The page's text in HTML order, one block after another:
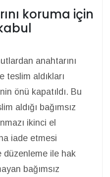
koruma için
anahtarını
teslim aldıkları
önü kapatıldı. Bu
aldığı bağımsız
ikinci el
iade etmesi
düzenleme ile hak
bağımsız